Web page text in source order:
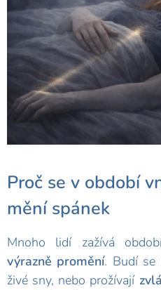
Proč se v období
mění spánek
Mnoho lidí zažívá
výrazně promění. Budí se
živé sny, nebo prožívají